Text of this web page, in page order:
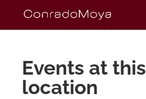
Events at this
location